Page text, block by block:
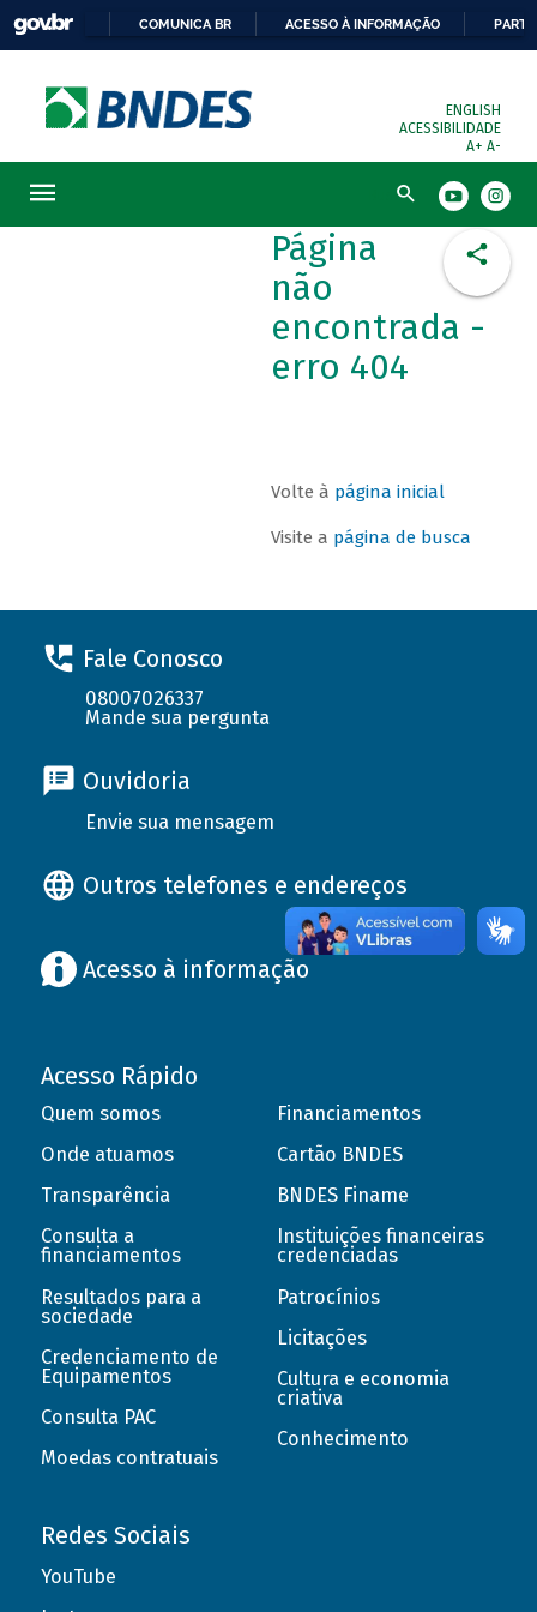
COMUNICA BR ACESSO À INFORMAÇÃO
ENGLISH
ACESSIBILIDADE
A+ A-
Busca
Página
não
encontrada -
erro 404
Volte à página inicial
Visite a página de busca
Fale Conosco
08007026337
Mande sua pergunta
Ouvidoria
Envie sua mensagem
Outros telefones e endereços
Acesso à informação
Acesso Rápido
Quem somos
Onde atuamos
Transparência
Consulta a
financiamentos
Resultados para a
sociedade
Credenciamento de
Equipamentos
Consulta PAC
Moedas contratuais
Financiamentos
Cartão BNDES
BNDES Finame
Instituições financeiras
credenciadas
Patrocínios
Licitações
Cultura e economia
criativa
Conhecimento
Redes Sociais
YouTube